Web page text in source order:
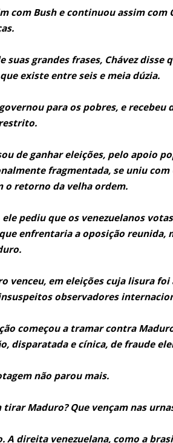
com Bush e continuou assim com
suas grandes frases, Chávez disse
existe entre seis e meia dúzia.
para os pobres, e
de ganhar eleições, pelo apoio
fragmentada, se uniu com
o retorno da velha ordem.
ele pediu que os venezuelanos
que enfrentaria a oposição
venceu, em eleições cuja lisura
observadores
começou a tramar contra
disparatada e cínica, de fraude
não parou mais.
tirar Maduro? Que vençam nas
A direita venezuelana, como a